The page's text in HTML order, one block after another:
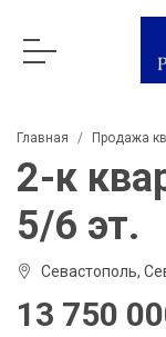
Главная Продажа
2-к
5/6 эт.
Севастополь,
13 750